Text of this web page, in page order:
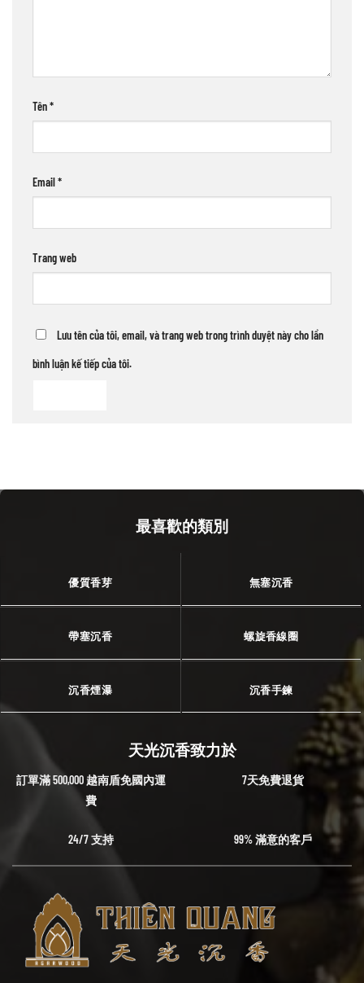
Tên*
Email*
Trang web
Lưu tên của tôi, email, và trang web trong trình duyệt này cho lần
bình luận kế tiếp của tôi.
最喜歡的類別
優質香芽 無塞沉香
帶塞沉香 螺旋香線圈
沉香煙瀑 沉香手鍊
天光沉香致力於
訂單滿 500,000 越南盾免國內運
費
7天免費退貨
24/7 支持 99% 滿意的客戶